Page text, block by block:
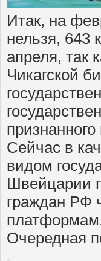
Итак, на
нельзя, 643
апреля, так
Чикагской
Сейчас в
видом
Швейцарии
граждан РФ
Очередная